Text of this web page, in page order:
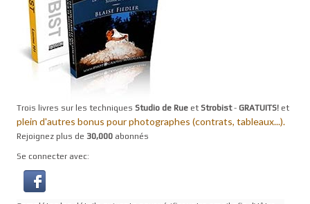
Trois livres sur les techniques Studio de Rue et Strobist- GRATUITS! et
plein d'autres bonus pour photographes (contrats, tableaux...).
Rejoignez plus de 30,000 abonnés
Se connecter avec: